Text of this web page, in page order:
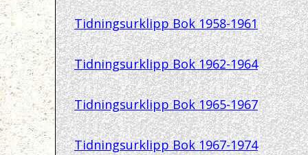
Tidningsurklipp Bok 1958-1961
Tidningsurklipp Bok 1962-1964
Tidningsurklipp Bok 1965-1967
Tidningsurklipp Bok 1967-1974